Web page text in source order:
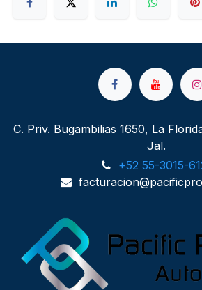
C. Priv. Bugambilias 1650, La
Jal.
+52 55-3015-